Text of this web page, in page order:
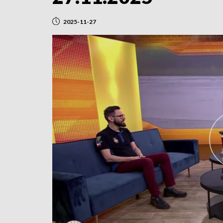
2025-11-27